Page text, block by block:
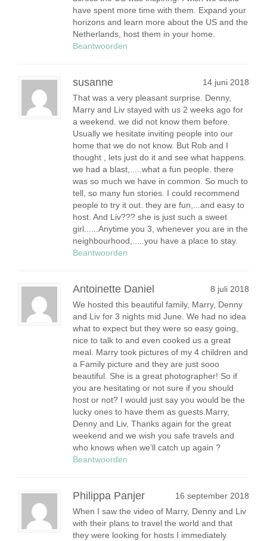
have spent more time with them. Expand your
horizons and learn more about the US and the
Netherlands, host them in your home.
Beantwoorden
susanne
14 juni 2018
That was a very pleasant surprise. Denny,
Marry and Liv stayed with us 2 weeks ago for
a weekend. we did not know them before.
Usually we hesitate inviting people into our
home that we do not know. But Rob and I
thought , lets just do it and see what happens.
we had a blast,.....what a fun people. there
was so much we have in common. So much to
tell, so many fun stories. I could recommend
people to try it out. they are fun,...and easy to
host. And Liv??? she is just such a sweet
girl......Anytime you 3, whenever you are in the
neighbourhood,.....you have a place to stay.
Beantwoorden
Antoinette Daniel
8 juli 2018
We hosted this beautiful family, Marry, Denny
and Liv for 3 nights mid June. We had no idea
what to expect but they were so easy going,
nice to talk to and even cooked us a great
meal. Marry took pictures of my 4 children and
a Family picture and they are just sooo
beautiful. She is a great photographer! So if
you are hesitating or not sure if you should
host or not? I would just say you would be the
lucky ones to have them as guests.Marry,
Denny and Liv, Thanks again for the great
weekend and we wish you safe travels and
who knows when we’ll catch up again ?
Beantwoorden
Philippa Panjer
16 september 2018
When I saw the video of Marry, Denny and Liv
with their plans to travel the world and that
they were looking for hosts I immediately